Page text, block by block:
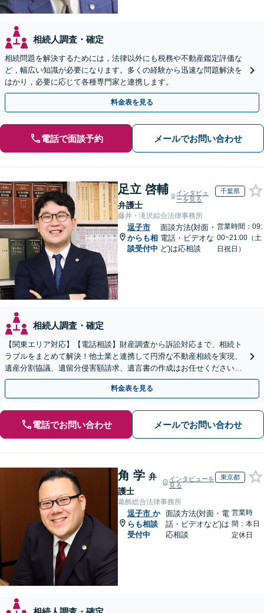
相続人調査・確定
相続問題を解決するためには，法律以外にも税務や不動産鑑定評価な
ど，幅広い知識が必要になります。多くの経験から迅速な問題解決を
はかり，必要に応じて各種専門家と連携します。
料金表を見る
電話で面談予約 メールでお問い合わせ
足立 啓輔
弁護士
インタビュ
ーを見る
千葉県
藤井・滝沢綜合法律事務所
逗子市
からも相
談受付中
面談方法(対面・
電話・ビデオな
ど)は応相談
営業時間：09:
00~21:00（土
日祝日）
相続人調査・確定
【関東エリア対応】【電話相談】財産調査から訴訟対応まで、相続ト
ラブルをまとめて解決！他士業と連携して円滑な不動産相続を実現、
遺産分割協議、遺留分侵害額請求、遺言書の作成はお任せください。
明確な料金体系【オンライン面談可能】
料金表を見る
電話でお問い合わせ メールでお問い合わせ
角 学 弁
護士
インタビューを
見る
東京都
葛飾総合法律事務所
逗子市 か
らも相談
受付中
面談方法(対面・電
話・ビデオなど)は
応相談
営業時
間：本日
定休日